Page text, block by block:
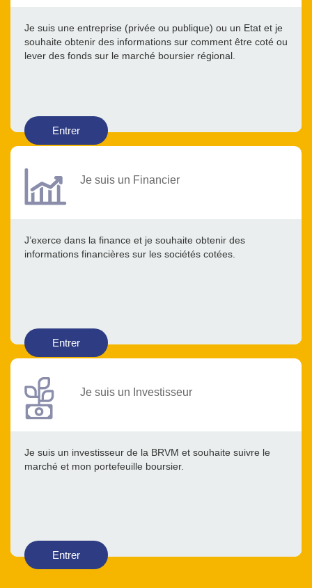
Je suis une entreprise (privée ou publique) ou un Etat et je
souhaite obtenir des informations sur comment être coté ou
lever des fonds sur le marché boursier régional.
Entrer
Je suis un Financier
J’exerce dans la finance et je souhaite obtenir des
informations financières sur les sociétés cotées.
Entrer
Je suis un Investisseur
Je suis un investisseur de la BRVM et souhaite suivre le
marché et mon portefeuille boursier.
Entrer